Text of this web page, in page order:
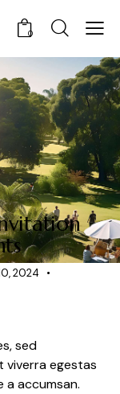
0
2024
sed
viverra egestas
a accumsan.